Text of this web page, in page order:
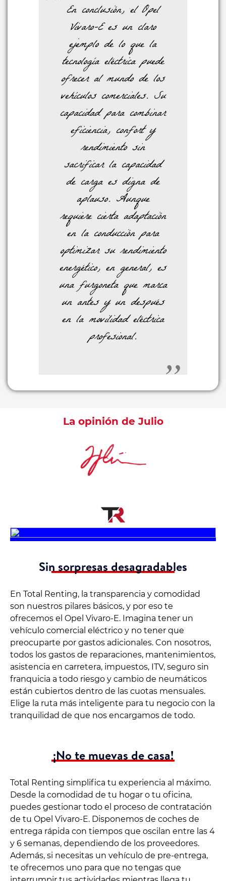
En conclusión, el Opel
Vivaro-E es un claro
ejemplo de lo que la
tecnología eléctrica puede
ofrecer al mundo de los
vehículos comerciales. Su
capacidad para combinar
eficiencia, confort y
rendimiento sin
sacrificar la capacidad
de carga es digna de
aplauso. Aunque
requiere cierta adaptación
en la conducción para
optimizar su rendimiento
energético, en general, es
una furgoneta que marca
un antes y un después
en la movilidad eléctrica
profesional.
La opinión de Julio
Sin sorpresas desagradables
En Total Renting, la transparencia y comodidad
son nuestros pilares básicos, y por eso te
ofrecemos el Opel Vivaro-E. Imagina tener un
vehículo comercial eléctrico y no tener que
preocuparte por gastos adicionales. Con nosotros,
todos los gastos de reparaciones, mantenimientos,
asistencia en carretera, impuestos, ITV, seguro sin
franquicia a todo riesgo y cambio de neumáticos
están cubiertos dentro de las cuotas mensuales.
Elige la ruta más inteligente para tu negocio con la
tranquilidad de que nos encargamos de todo.
¡No te muevas de casa!
Total Renting simplifica tu experiencia al máximo.
Desde la comodidad de tu hogar o tu oficina,
puedes gestionar todo el proceso de contratación
de tu Opel Vivaro-E. Disponemos de coches de
entrega rápida con tiempos que oscilan entre las 4
y 6 semanas, dependiendo de los proveedores.
Además, si necesitas un vehículo de pre-entrega,
te ofrecemos uno para que no tengas que